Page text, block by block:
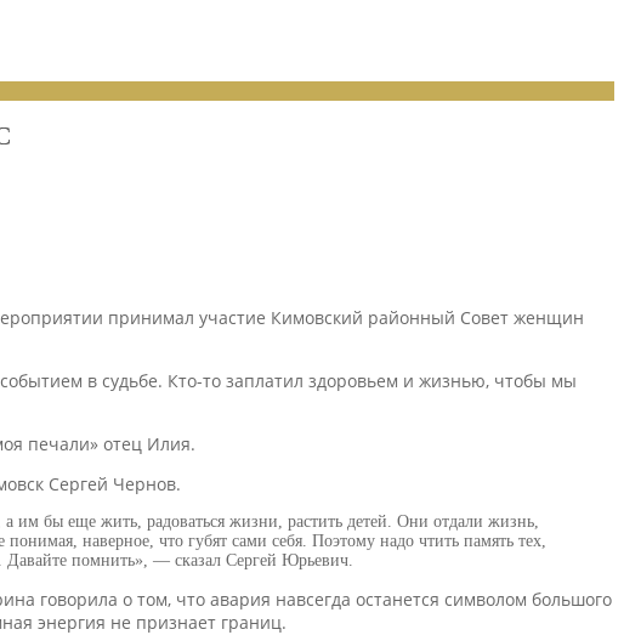
принимал участие Кимовский районный Совет женщин
в судьбе. Кто-то заплатил здоровьем и жизнью, чтобы мы
печали» отец Илия.
Сергей Чернов.
бы еще жить, радоваться жизни, растить детей. Они отдали жизнь,
наверное, что губят сами себя. Поэтому надо чтить память тех,
Давайте помнить», — сказал Сергей Юрьевич.
говорила о том, что авария навсегда останется символом большого
энергия не признает границ.